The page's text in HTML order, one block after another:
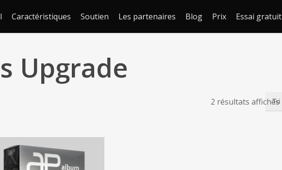
Caractéristiques Soutien Les partenaires Blog Prix Essai gratuit
Upgrade
2 résultats affichés